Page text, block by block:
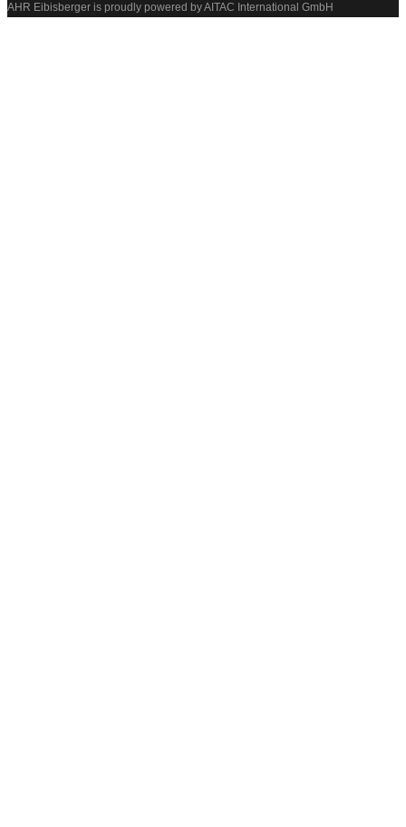
AHR Eibisberger is proudly powered by AITAC International GmbH